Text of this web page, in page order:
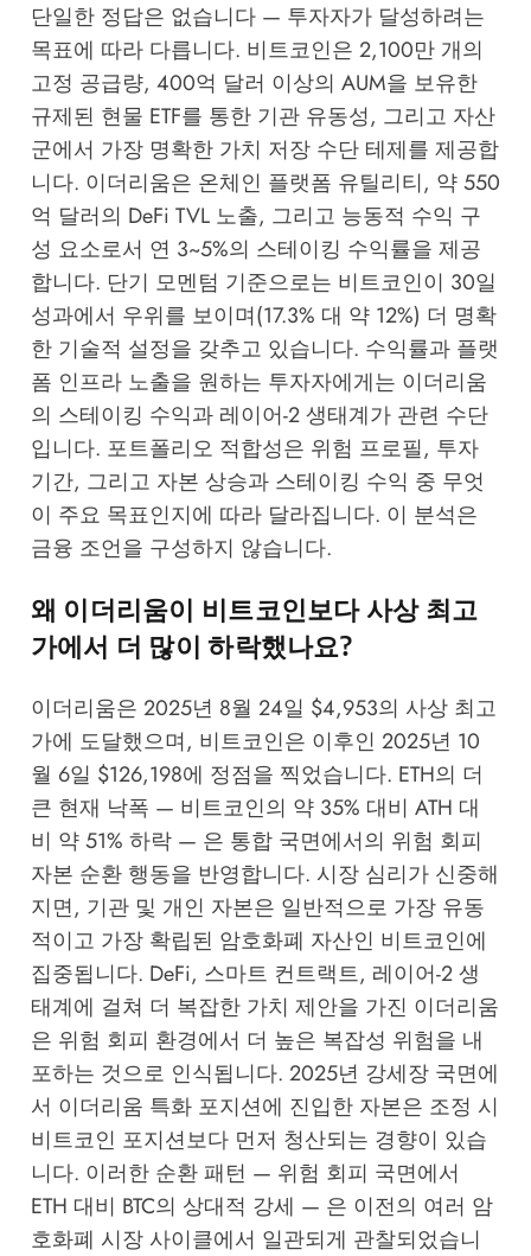
단일한 정답은 없습니다 — 투자자가 달성하려는
목표에 따라 다릅니다. 비트코인은 2,100만 개의
고정 공급량, 400억 달러 이상의 AUM을 보유한
규제된 현물 ETF를 통한 기관 유동성, 그리고 자산
군에서 가장 명확한 가치 저장 수단 테제를 제공합
니다. 이더리움은 온체인 플랫폼 유틸리티, 약 550
억 달러의 DeFi TVL 노출, 그리고 능동적 수익 구
성 요소로서 연 3~5%의 스테이킹 수익률을 제공
합니다. 단기 모멘텀 기준으로는 비트코인이 30일
성과에서 우위를 보이며(17.3% 대 약 12%) 더 명확
한 기술적 설정을 갖추고 있습니다. 수익률과 플랫
폼 인프라 노출을 원하는 투자자에게는 이더리움
의 스테이킹 수익과 레이어-2 생태계가 관련 수단
입니다. 포트폴리오 적합성은 위험 프로필, 투자
기간, 그리고 자본 상승과 스테이킹 수익 중 무엇
이 주요 목표인지에 따라 달라집니다. 이 분석은
금융 조언을 구성하지 않습니다.
왜 이더리움이 비트코인보다 사상 최고
가에서 더 많이 하락했나요?
이더리움은 2025년 8월 24일 $4,953의 사상 최고
가에 도달했으며, 비트코인은 이후인 2025년 10
월 6일 $126,198에 정점을 찍었습니다. ETH의 더
큰 현재 낙폭 — 비트코인의 약 35% 대비 ATH 대
비 약 51% 하락 — 은 통합 국면에서의 위험 회피
자본 순환 행동을 반영합니다. 시장 심리가 신중해
지면, 기관 및 개인 자본은 일반적으로 가장 유동
적이고 가장 확립된 암호화폐 자산인 비트코인에
집중됩니다. DeFi, 스마트 컨트랙트, 레이어-2 생
태계에 걸쳐 더 복잡한 가치 제안을 가진 이더리움
은 위험 회피 환경에서 더 높은 복잡성 위험을 내
포하는 것으로 인식됩니다. 2025년 강세장 국면에
서 이더리움 특화 포지션에 진입한 자본은 조정 시
비트코인 포지션보다 먼저 청산되는 경향이 있습
니다. 이러한 순환 패턴 — 위험 회피 국면에서
ETH 대비 BTC의 상대적 강세 — 은 이전의 여러 암
호화폐 시장 사이클에서 일관되게 관찰되었습니